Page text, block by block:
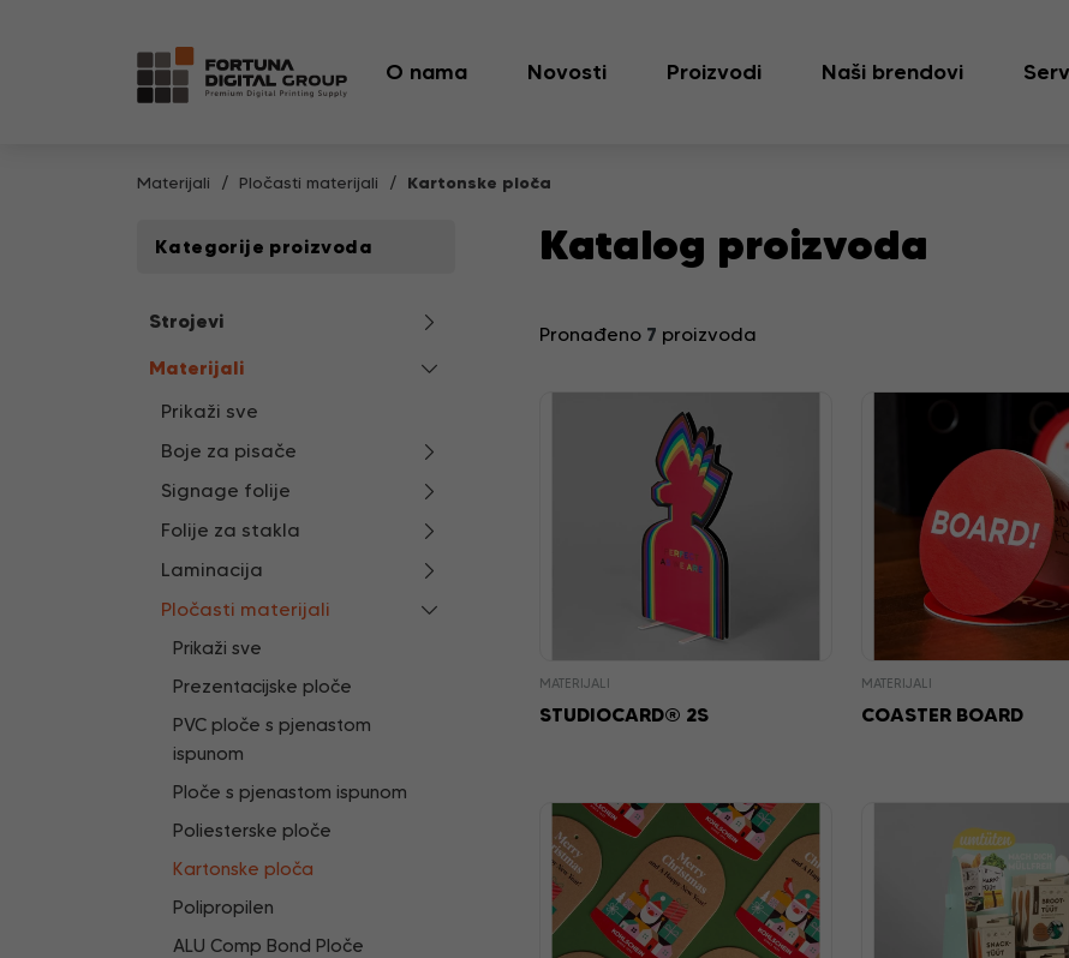
O nama Novosti Proizvodi Naši brendovi
Materijali Pločasti materijali Kartonske ploča
Kategorije proizvoda
Strojevi
Materijali
Prikaži sve
Boje za pisače
Signage folije
Folije za stakla
Laminacija
Pločasti materijali
Prikaži sve
Prezentacijske ploče
PVC ploče s pjenastom
ispunom
Ploče s pjenastom ispunom
Poliesterske ploče
Kartonske ploča
Polipropilen
ALU Comp Bond Ploče
Katalog proizvoda
Pronađeno 7 proizvoda
MATERIJALI
STUDIOCARD® 2S
MATERIJALI
COASTER BOARD